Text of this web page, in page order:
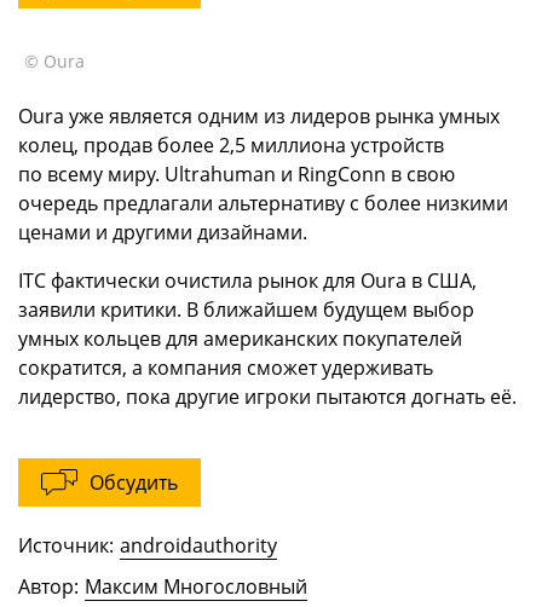
© Oura
Oura уже является одним из лидеров рынка умных
колец, продав более 2,5 миллиона устройств
по всему миру. Ultrahuman и RingConn в свою
очередь предлагали альтернативу с более низкими
ценами и другими дизайнами.
ITC фактически очистила рынок для Oura в США,
заявили критики. В ближайшем будущем выбор
умных кольцев для американских покупателей
сократится, а компания сможет удерживать
лидерство, пока другие игроки пытаются догнать её.
Обсудить
Источник: androidauthority
Автор: Максим Многословный